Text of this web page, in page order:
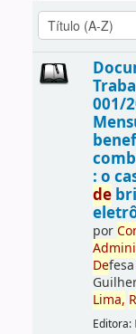
001/
: o
de
por
Defesa
Lima,
Editora: